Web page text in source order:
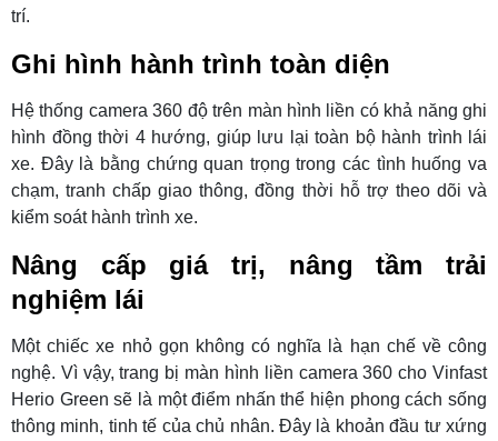
trí.
Ghi hình hành trình toàn diện
Hệ thống camera 360 độ trên màn hình liền có khả năng ghi
hình đồng thời 4 hướng, giúp lưu lại toàn bộ hành trình lái
xe. Đây là bằng chứng quan trọng trong các tình huống va
chạm, tranh chấp giao thông, đồng thời hỗ trợ theo dõi và
kiểm soát hành trình xe.
Nâng cấp giá trị, nâng tầm trải
nghiệm lái
Một chiếc xe nhỏ gọn không có nghĩa là hạn chế về công
nghệ. Vì vậy, trang bị màn hình liền camera 360 cho Vinfast
Herio Green sẽ là một điểm nhấn thể hiện phong cách sống
thông minh, tinh tế của chủ nhân. Đây là khoản đầu tư xứng